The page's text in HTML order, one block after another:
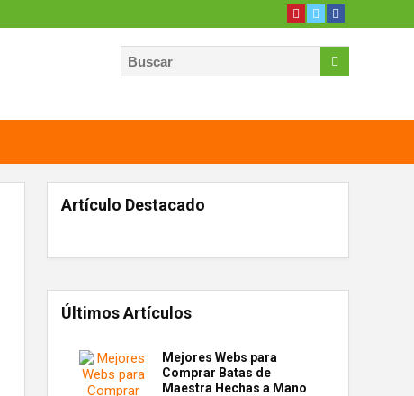
Artículo Destacado
Últimos Artículos
Mejores Webs para
Comprar Batas de
Maestra Hechas a Mano